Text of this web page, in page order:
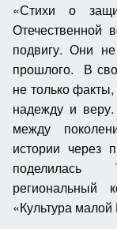
«Стихи о
Отечественной
подвигу. Они
прошлого. В
не только
надежду и
между
истории через
поделилась
региональный
«Культура